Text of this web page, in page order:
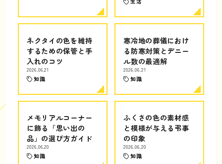
ネクタイの色を維持
するための保管と手
入れのコツ
2026.06.21
知識
寒冷地の葬儀におけ
る防寒対策とデニー
ル数の最適解
2026.06.21
知識
メモリアルコーナー
に飾る「思い出の
品」の選び方ガイド
2026.06.20
知識
ふくさの色の素材感
と模様が与える弔事
の印象
2026.06.20
知識